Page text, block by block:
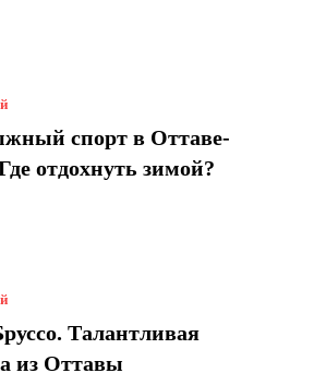
спорт в Оттаве-
отдохнуть зимой?
Талантливая
из Оттавы